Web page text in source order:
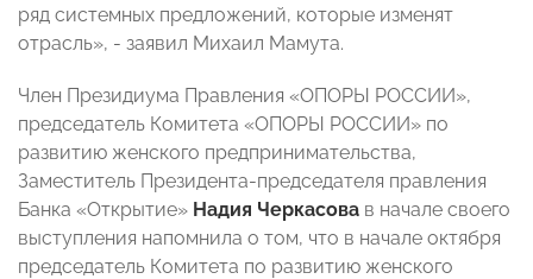
ряд системных предложений, которые изменят
отрасль», - заявил Михаил Мамута.
Член Президиума Правления «ОПОРЫ РОССИИ»,
председатель Комитета «ОПОРЫ РОССИИ» по
развитию женского предпринимательства,
Заместитель Президента-председателя правления
Банка «Открытие» Надия Черкасова в начале своего
выступления напомнила о том, что в начале октября
председатель Комитета по развитию женского